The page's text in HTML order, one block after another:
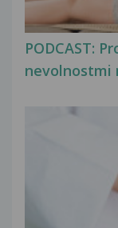
PODCAST:
nevolnostmi